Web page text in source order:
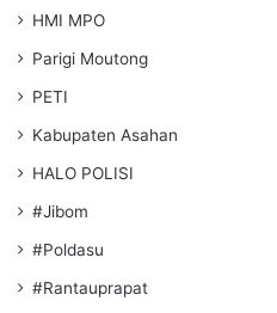
HMI MPO
Parigi Moutong
PETI
Kabupaten Asahan
HALO POLISI
#Jibom
#Poldasu
#Rantauprapat